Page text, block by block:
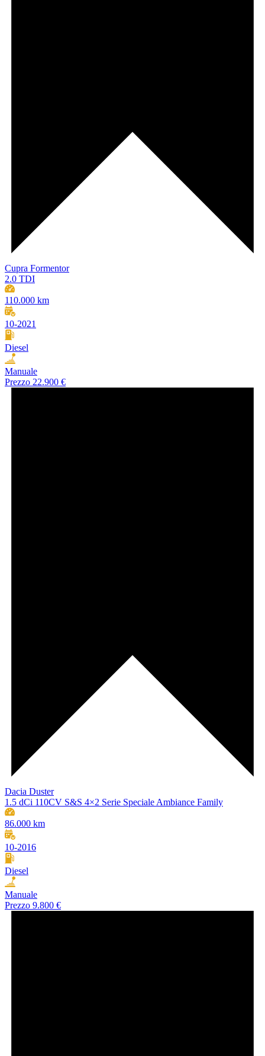
Cupra Formentor
2.0 TDI
110.000 km
10-2021
Diesel
Manuale
Prezzo 22.900 €
Dacia Duster
1.5 dCi 110CV S&S 4×2 Serie Speciale Ambiance Family
86.000 km
10-2016
Diesel
Manuale
Prezzo 9.800 €